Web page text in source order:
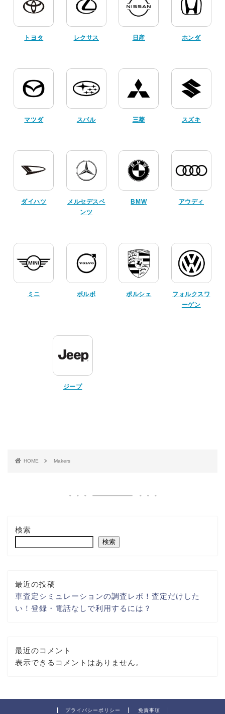
トヨタ レクサス 日産 ホンダ
マツダ スバル 三菱 スズキ
ダイハツ
メルセデスベ
ンツ
BMW アウディ
ミニ ボルボ ポルシェ
フォルクスワ
ーゲン
ジープ
HOME Makers
検索
検索
最近の投稿
車査定シミュレーションの調査レポ！査定だけした
い！登録・電話なしで利用するには？
最近のコメント
表示できるコメントはありません。
プライバシーポリシー 免責事項